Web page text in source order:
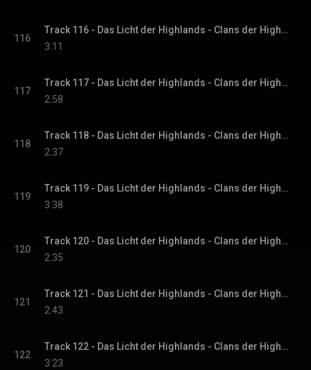
116
Track 116 - Das Licht der Highlands - Clans der Highlands-Reihe, Band 1
3:11
117
Track 117 - Das Licht der Highlands - Clans der Highlands-Reihe, Band 1
2:58
118
Track 118 - Das Licht der Highlands - Clans der Highlands-Reihe, Band 1
2:37
119
Track 119 - Das Licht der Highlands - Clans der Highlands-Reihe, Band 1
3:38
120
Track 120 - Das Licht der Highlands - Clans der Highlands-Reihe, Band 1
2:35
121
Track 121 - Das Licht der Highlands - Clans der Highlands-Reihe, Band 1
2:43
122
Track 122 - Das Licht der Highlands - Clans der Highlands-Reihe, Band 1
3:23